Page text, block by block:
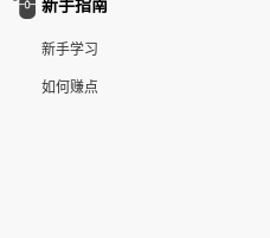
新手指南
新手学习
如何赚点